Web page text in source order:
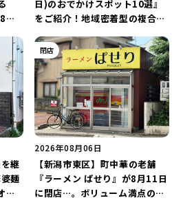
日
日)のおでかけスポット10選』
をご紹介！地域密着型の複合施
ナ丸大新潟のサマーフェスタ
2026」がおすすめ♪
継
麺
ー
閉店
2026年08月06日
【新潟市東区】町中華の老舗
『ラーメン ぱせり』が8月11日
に閉店…。ボリューム満点の名